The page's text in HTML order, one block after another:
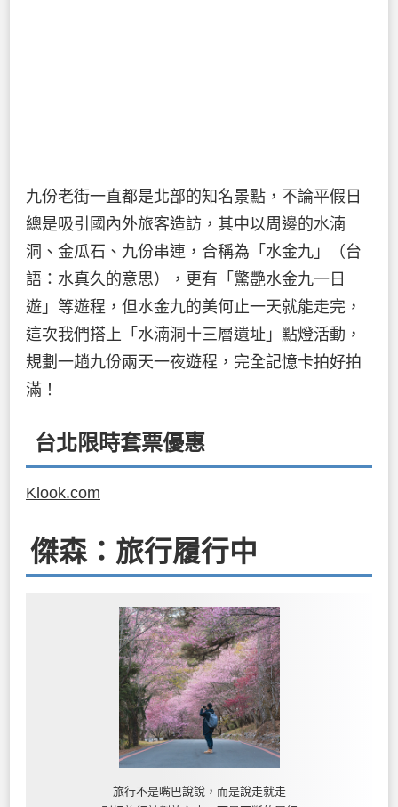
九份老街一直都是北部的知名景點，不論平假日
總是吸引國內外旅客造訪，其中以周邊的水湳
洞、金瓜石、九份串連，合稱為「水金九」（台
語：水真久的意思），更有「驚艷水金九一日
遊」等遊程，但水金九的美何止一天就能走完，
這次我們搭上「水湳洞十三層遺址」點燈活動，
規劃一趟九份兩天一夜遊程，完全記憶卡拍好拍
滿！
台北限時套票優惠
Klook.com
傑森：旅行履行中
旅行不是嘴巴說說，而是說走就走